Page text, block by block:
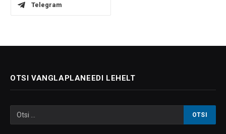
Telegram
OTSI VANGLAPLANEEDI LEHELT